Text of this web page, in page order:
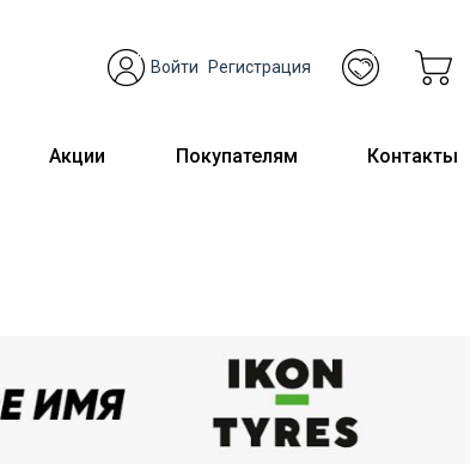
Войти Регистрация
Акции Покупателям Контакты